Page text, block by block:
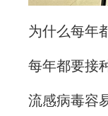
为什么每年
每年都要接种
流感病毒容易